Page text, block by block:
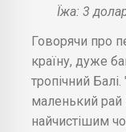
Їжа: 3
Говорячи про
країну, дуже
тропічний
маленький рай
найчистішим